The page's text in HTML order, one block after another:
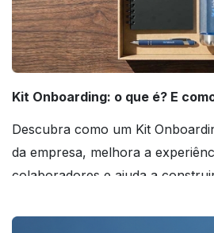
Kit Onboarding: o que é? E
Descubra como um Kit
da empresa, melhora a
colaboradores e ajuda a